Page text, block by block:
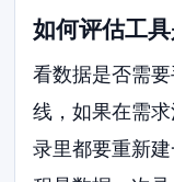
如何评估工
看数据是否需
线，如果在需
录里都要重新